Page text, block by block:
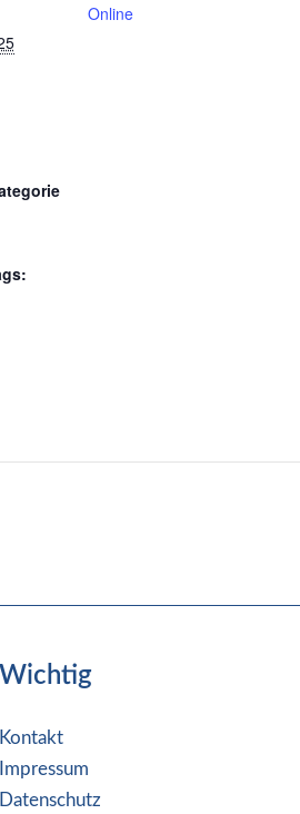
Online
Wichtig
Kontakt
Impressum
Datenschutz